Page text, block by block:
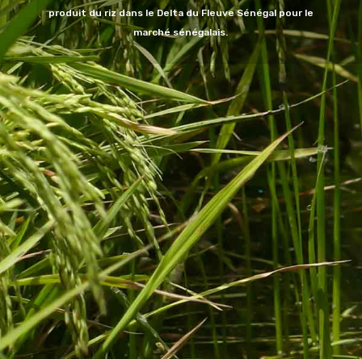
produit du riz dans le Delta du Fleuve Sénégal pour le
marché sénégalais.